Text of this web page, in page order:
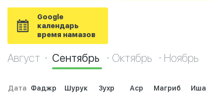
Google
календарь
время намазов
Август Сентябрь Октябрь Ноябрь
Дата Фаджр Шурук Зухр Аср Магриб Иша